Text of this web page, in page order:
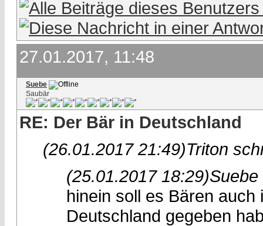
27.01.2017, 11:48
Suebe
Saubär
RE: Der Bär in Deutschland
(26.01.2017 21:49)Triton
(25.01.2017 18:29)
hinein soll es Bären
Deutschland gegeben